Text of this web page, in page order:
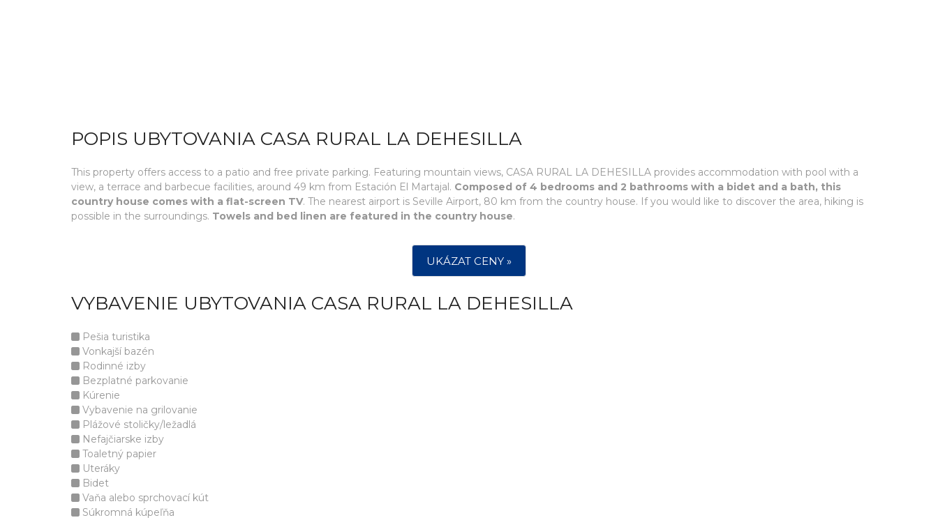
POPIS UBYTOVANIA CASA RURAL LA DEHESILLA
This property offers access to a patio and free private parking. Featuring mountain views, CASA RURAL LA DEHESILLA provides accommodation with pool with a
view, a terrace and barbecue facilities, around 49 km from Estación El Martajal. Composed of 4 bedrooms and 2 bathrooms with a bidet and a bath, this
country house comes with a flat-screen TV. The nearest airport is Seville Airport, 80 km from the country house. If you would like to discover the area, hiking is
possible in the surroundings. Towels and bed linen are featured in the country house.
UKÁZAT CENY »
VYBAVENIE UBYTOVANIA CASA RURAL LA DEHESILLA
Pešia turistika
Vonkajší bazén
Rodinné izby
Bezplatné parkovanie
Kúrenie
Vybavenie na grilovanie
Plážové stoličky/ležadlá
Nefajčiarske izby
Toaletný papier
Uteráky
Bidet
Vaňa alebo sprchovací kút
Súkromná kúpeľňa